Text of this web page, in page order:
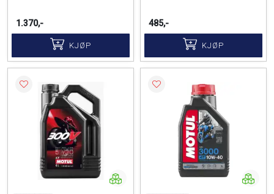
1.370,-
KJØP
485,-
KJØP